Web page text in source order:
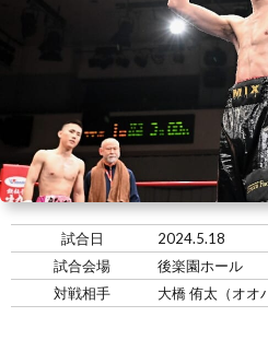
試合日
2024.5.18
試合会場
後楽園ホール
対戦相手
大橋 侑太（オオ